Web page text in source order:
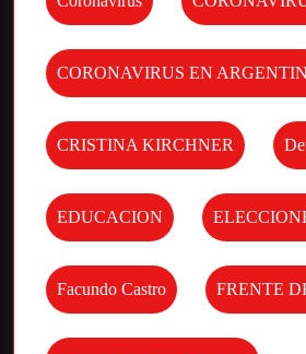
CORONAVIRUS EN
CRISTINA KIRCHNER
EDUCACION
Facundo Castro FRENTE